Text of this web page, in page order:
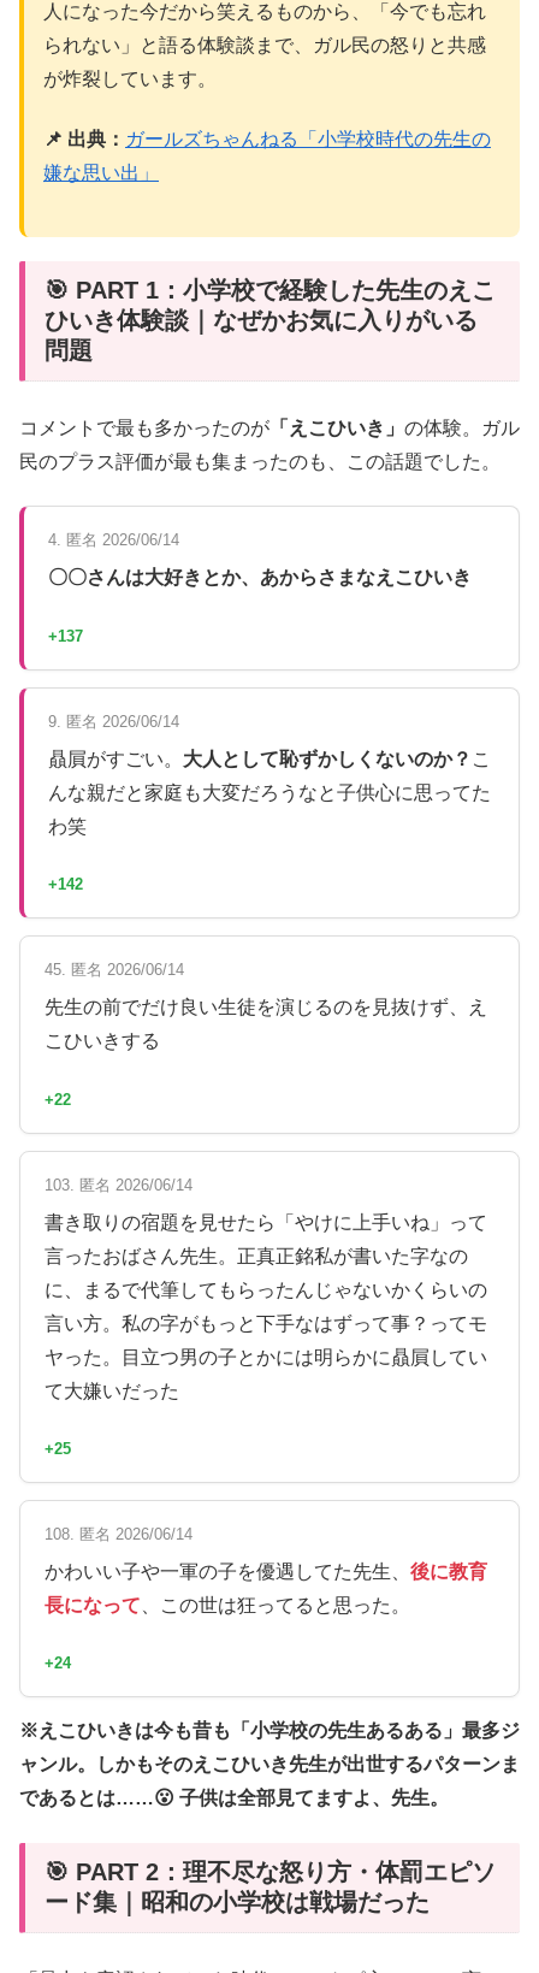
人になった今だから笑えるものから、「今でも忘れ
られない」と語る体験談まで、ガル民の怒りと共感
が炸裂しています。
📌 出典： ガールズちゃんねる「小学校時代の先生の
嫌な思い出」
🎯 PART 1：小学校で経験した先生のえこ
ひいき体験談｜なぜかお気に入りがいる
問題
コメントで最も多かったのが 「えこひいき」 の体験。ガル
民のプラス評価が最も集まったのも、この話題でした。
4. 匿名 2026/06/14
〇〇さんは大好きとか、あからさまなえこひいき
+137
9. 匿名 2026/06/14
贔屓がすごい。 大人として恥ずかしくないのか？ こ
んな親だと家庭も大変だろうなと子供心に思ってた
わ笑
+142
45. 匿名 2026/06/14
先生の前でだけ良い生徒を演じるのを見抜けず、え
こひいきする
+22
103. 匿名 2026/06/14
書き取りの宿題を見せたら「やけに上手いね」って
言ったおばさん先生。正真正銘私が書いた字なの
に、まるで代筆してもらったんじゃないかくらいの
言い方。私の字がもっと下手なはずって事？ってモ
ヤった。目立つ男の子とかには明らかに贔屓してい
て大嫌いだった
+25
108. 匿名 2026/06/14
かわいい子や一軍の子を優遇してた先生、 後に教育
長になって 、この世は狂ってると思った。
+24
※えこひいきは今も昔も「小学校の先生あるある」最多ジ
ャンル。しかもそのえこひいき先生が出世するパターンま
であるとは……😮 子供は全部見てますよ、先生。
🎯 PART 2：理不尽な怒り方・体罰エピソ
ード集｜昭和の小学校は戦場だった